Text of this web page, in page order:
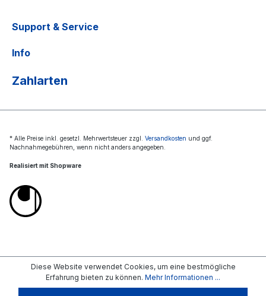
Support & Service
Info
Zahlarten
* Alle Preise inkl. gesetzl. Mehrwertsteuer zzgl. Versandkosten und ggf.
Nachnahmegebühren, wenn nicht anders angegeben.
Realisiert mit Shopware
Diese Website verwendet Cookies, um eine bestmögliche
Erfahrung bieten zu können. Mehr Informationen ...